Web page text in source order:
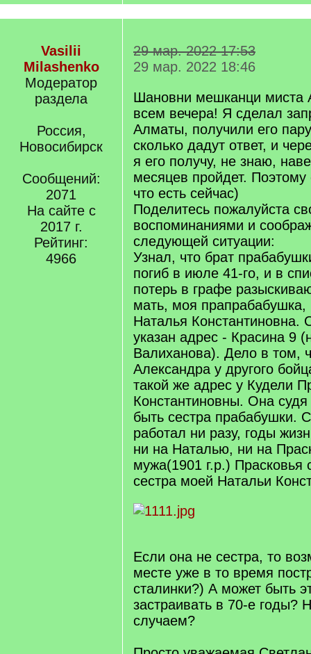
Vasilii
Milashenko
Модератор
раздела
Россия,
Новосибирск
Сообщений:
2071
На сайте с
2017 г.
Рейтинг:
4966
29 мар. 2022 17:53
29 мар. 2022 18:46
Шановни мешканци миста
всем вечера! Я сделал
Алматы, получили его
сколько дадут ответ, и
я его получу, не знаю,
месяцев пройдет.
что есть сейчас)
Поделитесь пожалуйста
воспоминаниями и
следующей ситуации:
Узнал, что брат
погиб в июле 41-го, и в
потерь в графе
мать, моя прапрабабушка,
Наталья Константиновна.
указан адрес - Красина 9
Валиханова). Дело в том,
Александра у другого
такой же адрес у Кудели
Константиновны. Она
быть сестра прабабушки.
работал ни разу, годы
ни на Наталью, ни на
мужа(1901 г.р.) Прасковья
сестра моей Натальи
Если она не сестра, то
месте уже в то время
сталинки?) А может быть
застраивать в 70-е годы?
случаем?